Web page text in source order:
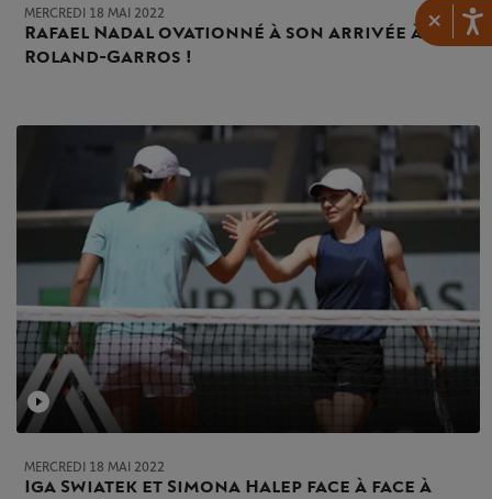
×
MERCREDI 18 MAI 2022
Rafael Nadal ovationné à son arrivée à
Roland-Garros !
MERCREDI 18 MAI 2022
Iga Swiatek et Simona Halep face à face à